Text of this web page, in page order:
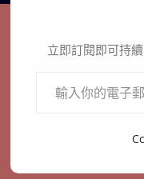
在地
立即訂閱即可持